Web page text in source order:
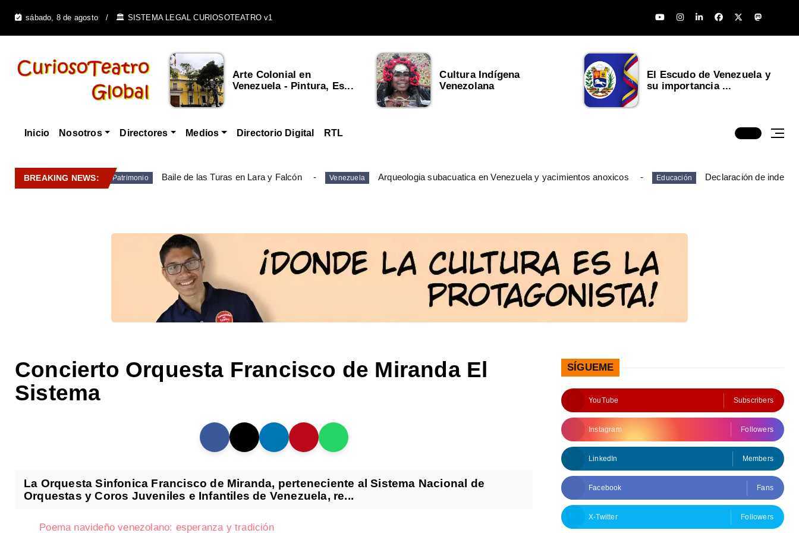
sábado, 8 de agosto 🏛️ SISTEMA LEGAL CURIOSOTEATRO v1
Cultura Afrovenezolana y
su Influencia e...
Arte Colonial en
Venezuela - Pintura, Es...
Cultura Indígena
Venezolana
El Escudo de Venezuela y
su importancia ...
Inicio Nosotros Directores Medios Directorio Digital RTL
BREAKING NEWS: Patrimonio Baile de las Turas en Lara y Falcón Venezuela Arqueologia subacuatica en Venezuela y yacimientos anoxicos Educación Declaración de
Concierto Orquesta Francisco de Miranda El
Sistema
La Orquesta Sinfonica Francisco de Miranda, perteneciente al Sistema Nacional de
Orquestas y Coros Juveniles e Infantiles de Venezuela, re...
Poema navideño venezolano: esperanza y tradición
SÍGUEME
YouTube Subscribers
Instagram Followers
LinkedIn Members
Facebook Fans
X-Twitter Followers